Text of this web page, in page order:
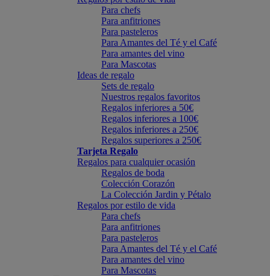
Para chefs
Para anfitriones
Para pasteleros
Para Amantes del Té y el Café
Para amantes del vino
Para Mascotas
Ideas de regalo
Sets de regalo
Nuestros regalos favoritos
Regalos inferiores a 50€
Regalos inferiores a 100€
Regalos inferiores a 250€
Regalos superiores a 250€
Tarjeta Regalo
Regalos para cualquier ocasión
Regalos de boda
Colección Corazón
La Colección Jardin y Pétalo
Regalos por estilo de vida
Para chefs
Para anfitriones
Para pasteleros
Para Amantes del Té y el Café
Para amantes del vino
Para Mascotas